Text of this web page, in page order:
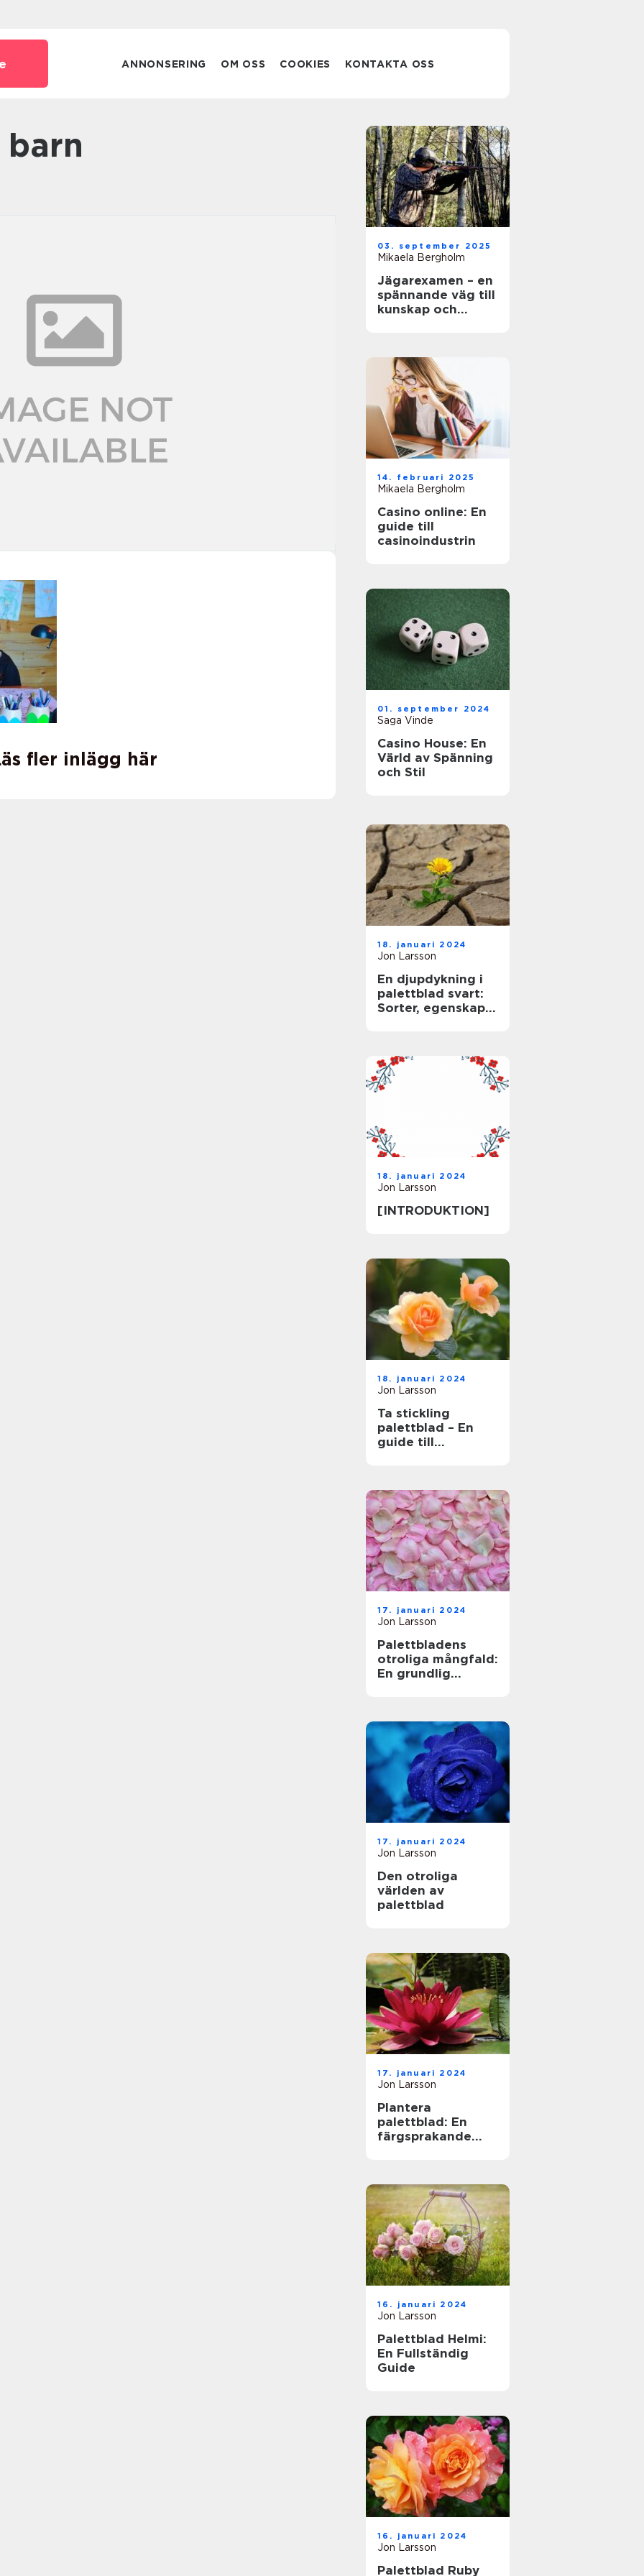
ANNONSERING OM OSS COOKIES KONTAKTA OSS
barn
fler inlägg här
03. september 2025
Mikaela Bergholm
Jägarexamen – en
spännande väg till
kunskap och
14. februari 2025
Mikaela Bergholm
Casino online: En
guide till
casinoindustrin
01. september 2024
Saga Vinde
Casino House: En
Värld av Spänning
och Stil
18. januari 2024
Jon Larsson
En djupdykning i
palettblad svart:
Sorter, egenskaper
18. januari 2024
Jon Larsson
[INTRODUKTION]
18. januari 2024
Jon Larsson
Ta stickling
palettblad – En
guide till
17. januari 2024
Jon Larsson
Palettbladens
otroliga mångfald:
En grundlig
17. januari 2024
Jon Larsson
Den otroliga
världen av
palettblad
17. januari 2024
Jon Larsson
Plantera
palettblad: En
färgsprakande
16. januari 2024
Jon Larsson
Palettblad Helmi:
En Fullständig
Guide
16. januari 2024
Jon Larsson
Palettblad Ruby